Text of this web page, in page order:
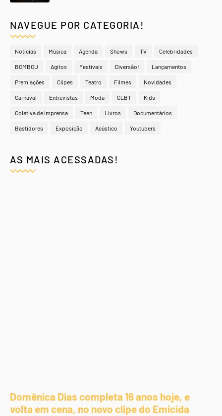
NAVEGUE POR CATEGORIA!
Notícias Música Agenda Shows TV Celebridades
BOMBOU Agitos Festivais Diversão! Lançamentos
Premiações Clipes Teatro Filmes Novidades
Carnaval Entrevistas Moda GLBT Kids
Coletiva de Imprensa Teen Livros Documentários
Bastidores Exposição Acústico Youtubers
AS MAIS ACESSADAS!
Domênica Dias completa 16 anos hoje, e
volta em cena, no novo clipe do Emicida